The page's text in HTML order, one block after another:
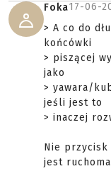
Foka17-06-
> A co do
końcówki
> piszącej
jako
> yawara/
jeśli jest to
> inaczej
Nie przycisk
jest